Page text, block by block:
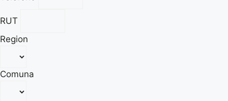
RUT
Region
Comuna